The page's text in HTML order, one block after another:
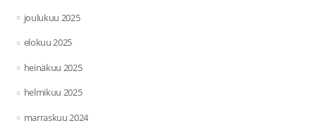
joulukuu 2025
elokuu 2025
heinäkuu 2025
helmikuu 2025
marraskuu 2024